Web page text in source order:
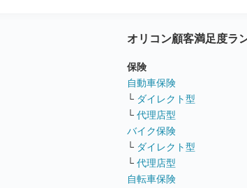
オリコン顧客満足度ラ
保険
自動車保険
└ ダイレクト型
└ 代理店型
バイク保険
└ ダイレクト型
└ 代理店型
自転車保険